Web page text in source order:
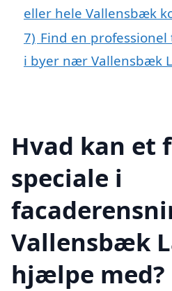
eller hele Vallensbæk
7) Find en
i byer nær Vallensbæk
Hvad kan et
speciale i
Vallensbæk
hjælpe med?